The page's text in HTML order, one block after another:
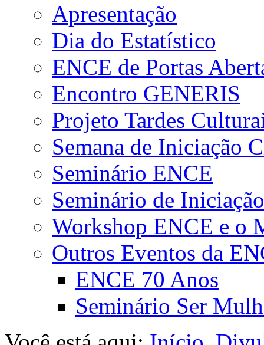
Apresentação
Dia do Estatístico
ENCE de Portas
Encontro GENERIS
Projeto Tardes
Semana de Iniciação
Seminário ENCE
Seminário de
Workshop ENCE e o
Outros Eventos da
ENCE 70 Anos
Seminário Ser